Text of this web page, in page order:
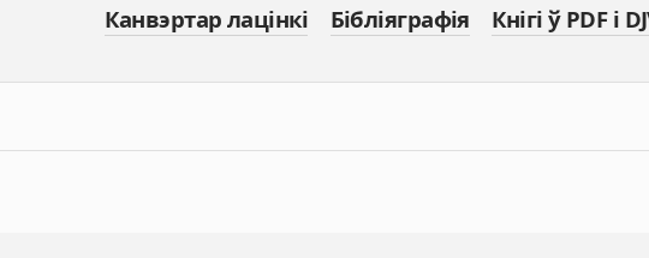
Канвэртар лацінкі Бібліяграфія Кнігі ў PDF і